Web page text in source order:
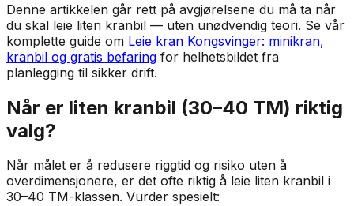
Denne artikkelen går rett på avgjørelsene du må ta når
du skal leie liten kranbil — uten unødvendig teori. Se vår
komplette guide om Leie kran Kongsvinger: minikran,
kranbil og gratis befaring for helhetsbildet fra
planlegging til sikker drift.
Når er liten kranbil (30–40 TM) riktig
valg?
Når målet er å redusere riggtid og risiko uten å
overdimensjonere, er det ofte riktig å leie liten kranbil i
30–40 TM-klassen. Vurder spesielt: